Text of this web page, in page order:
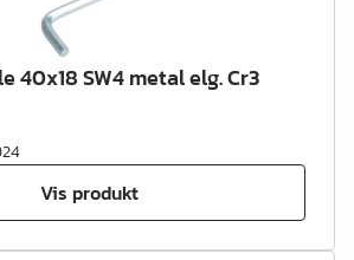
40x18 SW4 metal elg. Cr3
Vis produkt